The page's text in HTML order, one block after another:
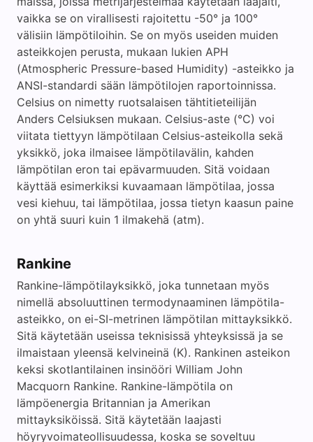
vaikka se on virallisesti rajoitettu -50° ja 100°
välisiin lämpötiloihin. Se on myös useiden muiden
asteikkojen perusta, mukaan lukien APH
(Atmospheric Pressure-based Humidity) -asteikko ja
ANSI-standardi sään lämpötilojen raportoinnissa.
Celsius on nimetty ruotsalaisen tähtitieteilijän
Anders Celsiuksen mukaan. Celsius-aste (°C) voi
viitata tiettyyn lämpötilaan Celsius-asteikolla sekä
yksikkö, joka ilmaisee lämpötilavälin, kahden
lämpötilan eron tai epävarmuuden. Sitä voidaan
käyttää esimerkiksi kuvaamaan lämpötilaa, jossa
vesi kiehuu, tai lämpötilaa, jossa tietyn kaasun paine
on yhtä suuri kuin 1 ilmakehä (atm).
Rankine
Rankine-lämpötilayksikkö, joka tunnetaan myös
nimellä absoluuttinen termodynaaminen lämpötila-
asteikko, on ei-SI-metrinen lämpötilan mittayksikkö.
Sitä käytetään useissa teknisissä yhteyksissä ja se
ilmaistaan yleensä kelvineinä (K). Rankinen asteikon
keksi skotlantilainen insinööri William John
Macquorn Rankine. Rankine-lämpötila on
lämpöenergia Britannian ja Amerikan
mittayksiköissä. Sitä käytetään laajasti
höyryvoimateollisuudessa, koska se soveltuu